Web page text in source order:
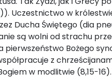
Uczestnictwo w
Ducha Świętego (dia
są wolni od strachu
Bożego
z
w modlitwie (8,15-16).